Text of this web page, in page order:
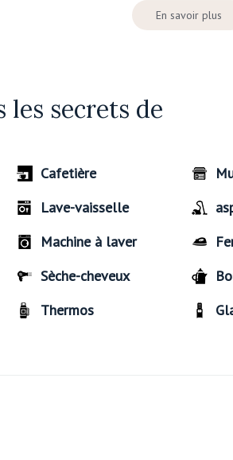
En savoir plus
les secrets de
Cafetière
Lave-vaisselle
Machine à laver
Sèche-cheveux
Thermos